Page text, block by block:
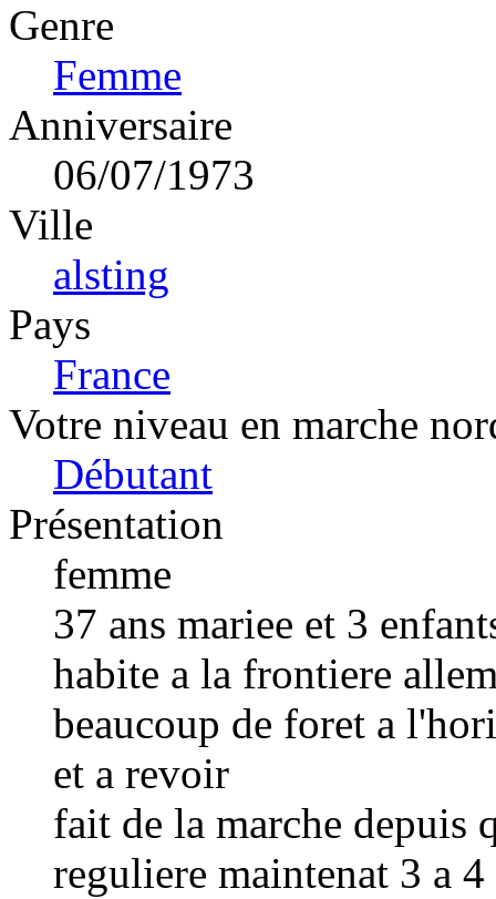
Genre
Femme
Anniversaire
06/07/1973
Ville
alsting
Pays
France
Votre niveau en marche
Débutant
Présentation
femme
37 ans mariee et 3
habite a la frontiere
beaucoup de foret a
et a revoir
fait de la marche depuis
reguliere maintenat 3 a